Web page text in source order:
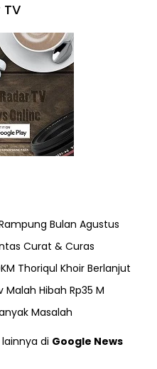
Bulan Agustus
Curat & Curas
Thoriqul Khoir Berlanjut
Hibah Rp35 M
Masalah
di Google News